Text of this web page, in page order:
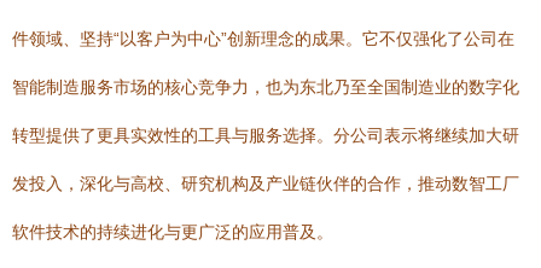
件领域、坚持“以客户为中心”创新理念的成果。它不仅强化了公司在
智能制造服务市场的核心竞争力，也为东北乃至全国制造业的数字化
转型提供了更具实效性的工具与服务选择。分公司表示将继续加大研
发投入，深化与高校、研究机构及产业链伙伴的合作，推动数智工厂
软件技术的持续进化与更广泛的应用普及。